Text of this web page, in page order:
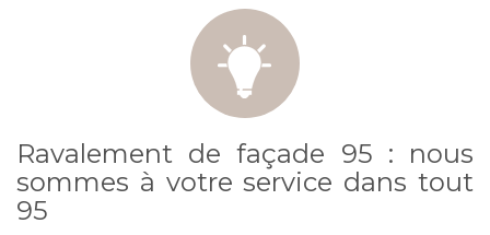
Ravalement de façade 95 : nous
sommes à votre service dans tout
95